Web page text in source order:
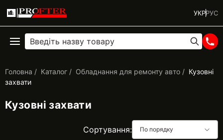
УКРРУС
Головна Каталог Обладнання для ремонту авто
Кузовні
захвати
Кузовні захвати
Сортування: По порядку